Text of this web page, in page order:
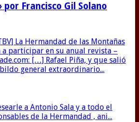
por Francisco Gil Solano
La Hermandad de las Montañas
participar en su anual revista –
[…] Rafael Piña, y que salió
general extraordinario...
a Antonio Sala y a todo el
de la Hermandad , ani...